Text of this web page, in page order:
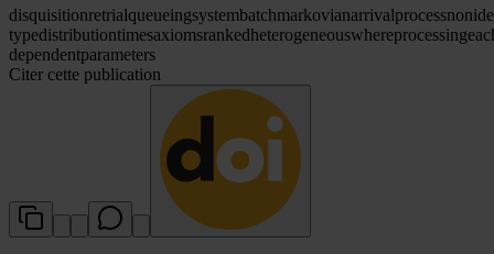
disquisitionretrialqueueingsystembatchmarkovianarrivalprocess
typedistributiontimesaxiomsrankedheterogeneouswhereprocessing
dependentparameters
Citer cette publication